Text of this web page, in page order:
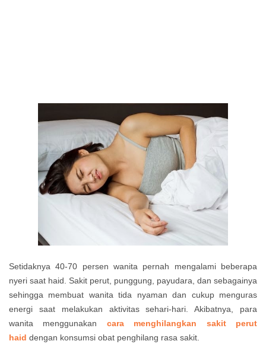
Setidaknya 40-70 persen wanita pernah mengalami beberapa
nyeri saat haid. Sakit perut, punggung, payudara, dan sebagainya
sehingga membuat wanita tida nyaman dan cukup menguras
energi saat melakukan aktivitas sehari-hari. Akibatnya, para
wanita menggunakan cara menghilangkan sakit perut
haid dengan konsumsi obat penghilang rasa sakit.